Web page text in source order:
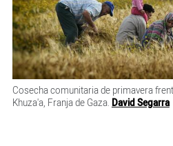
Cosecha comunitaria de primavera
Khuza'a, Franja de Gaza. David Segarra